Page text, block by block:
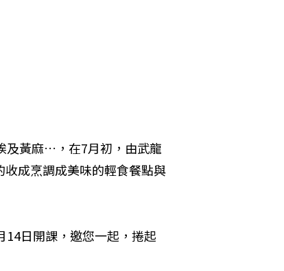
及黃麻…，在7月初，由武龍
成烹調成美味的輕食餐點與
日開課，邀您一起，捲起